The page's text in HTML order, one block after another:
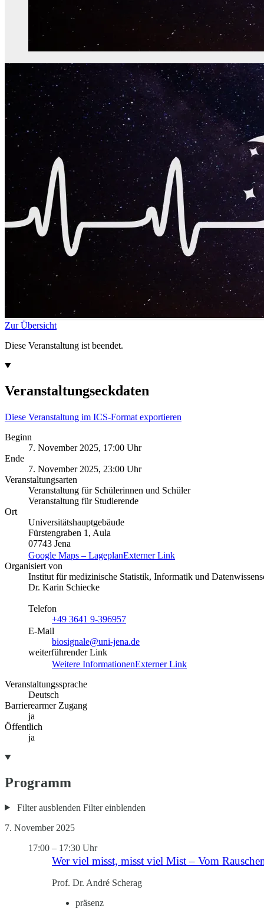
Zur Übersicht
Diese Veranstaltung ist beendet.
Veranstaltungseckdaten
Diese Veranstaltung im ICS-Format exportieren
Beginn
7. November 2025, 17:00 Uhr
Ende
7. November 2025, 23:00 Uhr
Veranstaltungsarten
Veranstaltung für Schülerinnen und Schüler
Veranstaltung für Studierende
Ort
Universitätshauptgebäude
Fürstengraben 1, Aula
07743 Jena
Google Maps – LageplanExterner Link
Organisiert von
Institut für medizinische Statistik, Informatik und
Dr. Karin Schiecke
Telefon
+49 3641 9-396957
E-Mail
biosignale@uni-jena.de
weiterführender Link
Weitere InformationenExterner Link
Veranstaltungssprache
Deutsch
Barrierearmer Zugang
ja
Öffentlich
ja
Programm
Filter ausblenden Filter einblenden
7. November 2025
17:00 – 17:30 Uhr
Wer viel misst, misst viel Mist – Vom
Prof. Dr. André Scherag
präsenz